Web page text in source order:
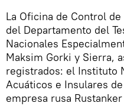
La Oficina de Control
del Departamento del
Nacionales
Maksim Gorki y Sierra,
registrados: el Instituto
Acuáticos e Insulares
empresa rusa